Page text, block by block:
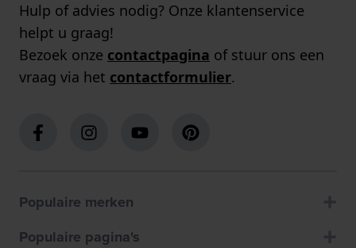
Hulp of advies nodig? Onze klantenservice
helpt u graag!
Bezoek onze contactpagina of stuur ons een
vraag via het contactformulier.
Populaire merken
Populaire pagina's